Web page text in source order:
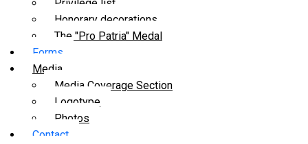
Privilege list
Honorary decorations
The "Pro Patria" Medal
Forms
Media
Media Coverage Section
Logotype
Photos
Contact